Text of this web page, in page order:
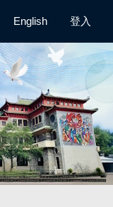
English 登入